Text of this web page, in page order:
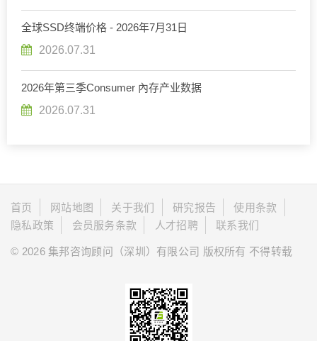
全球SSD终端价格 - 2026年7月31日
2026.07.31
2026年第三季Consumer 內存产业数据
2026.07.31
首页 网站地图 关于我们 研究报告
使用条款
隐私政策
会员服务条款 人才招聘 联系我们
© 2026 集邦咨询顾问（深圳）有限公司 版权所有 不得转载